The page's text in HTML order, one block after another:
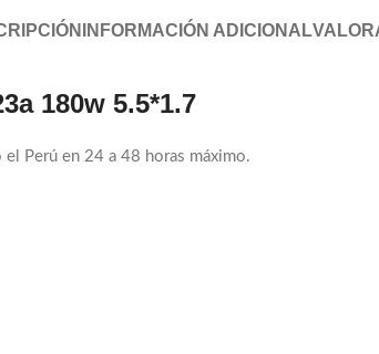
INFORMACIÓN ADICIONAL
180w 5.5*1.7
el Perú en 24 a 48 horas máximo.